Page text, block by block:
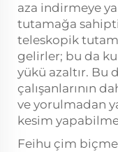
aza indirmeye
tutamağa
teleskopik
gelirler; bu da
yükü azaltır. Bu
çalışanlarının
ve yorulmadan
kesim
Feihu çim